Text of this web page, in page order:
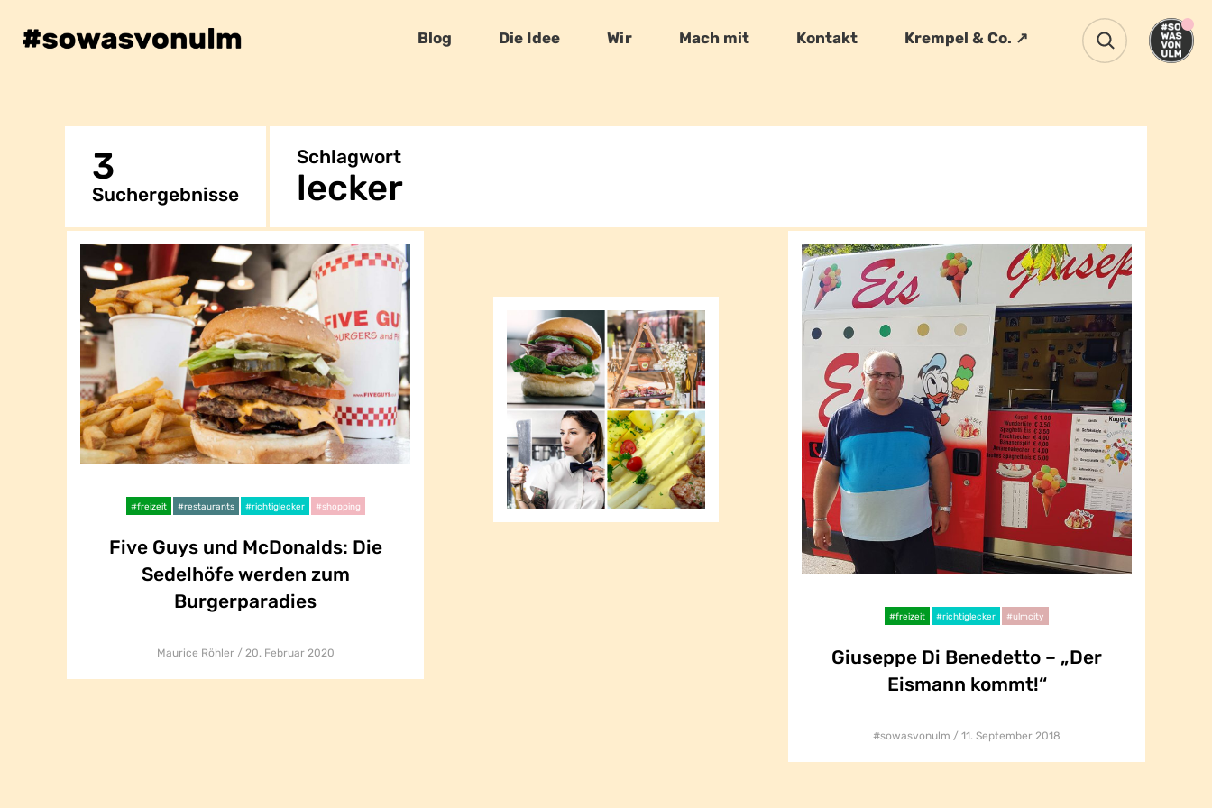
Blog Die Idee Wir Mach mit Kontakt Krempel & Co. ↗
3
Suchergebnisse
Schlagwort
lecker
#freizeit #restaurants #richtiglecker #shopping
Five Guys und McDonalds: Die
Sedelhöfe werden zum
Burgerparadies
Five Guys und McDonalds: Die
Sedelhöfe werden zum
Burgerparadies
Maurice Röhler 20. Februar 2020
#freizeit #richtiglecker #ulmcity
Giuseppe Di Benedetto – „Der
Eismann kommt!“
Giuseppe Di Benedetto – „Der
Eismann kommt!“
#sowasvonulm 11. September 2018